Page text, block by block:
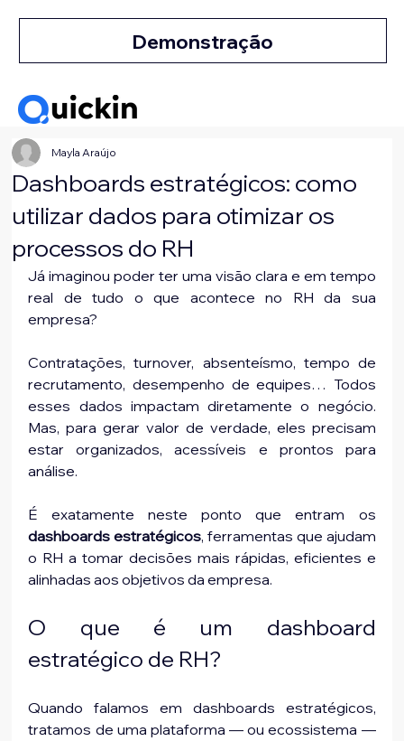
Demonstração
Dashboards estratégicos: como
utilizar dados para otimizar os
processos do RH
Mayla Araújo
Já imaginou poder ter uma visão clara e em tempo
real de tudo o que acontece no RH da sua
empresa?
Contratações, turnover, absenteísmo, tempo de
recrutamento, desempenho de equipes… Todos
esses dados impactam diretamente o negócio.
Mas, para gerar valor de verdade, eles precisam
estar organizados, acessíveis e prontos para
análise.
dashboards estratégicos, ferramentas que ajudam
o RH a tomar decisões mais rápidas, eficientes e
alinhadas aos objetivos da empresa.
O que é um dashboard
estratégico de RH?
Quando falamos em dashboards estratégicos,
tratamos de uma plataforma — ou ecossistema —